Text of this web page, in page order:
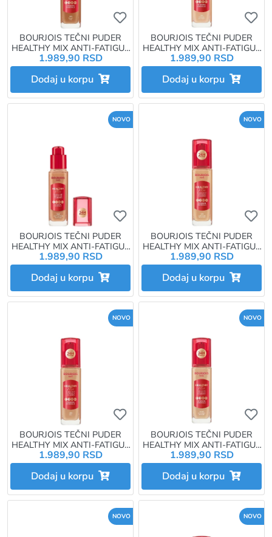
Ukoliko želite da dodate
BOURJOIS TEČNI PUDER
HEALTHY MIX ANTI-FATIGUE
30ML 57N BRONZE
1.989,90 RSD
Dodaj u korpu
BOURJOIS TEČNI PUDER
HEALTHY MIX ANTI-FATIGUE
30ML 55N DEEP BEIGE
1.989,90 RSD
Dodaj u korpu
Ukoliko želite da dodate
BOURJOIS TEČNI PUDER
HEALTHY MIX ANTI-FATIGUE
30ML 56W LIGHT BRONZE
NOVO
1.989,90 RSD
Dodaj u korpu
BOURJOIS TEČNI PUDER
HEALTHY MIX ANTI-FATIGUE
30ML 53W LIGHT BEIGE
NOVO
1.989,90 RSD
Dodaj u korpu
Ukoliko želite da dodate
BOURJOIS TEČNI PUDER
HEALTHY MIX ANTI-FATIGUE
30ML 54N BEIGE
NOVO
1.989,90 RSD
Dodaj u korpu
BOURJOIS TEČNI PUDER
HEALTHY MIX ANTI-FATIGUE
30ML 52.2W GOLDEN BEIGE
NOVO
1.989,90 RSD
Dodaj u korpu
NOVO NOVO